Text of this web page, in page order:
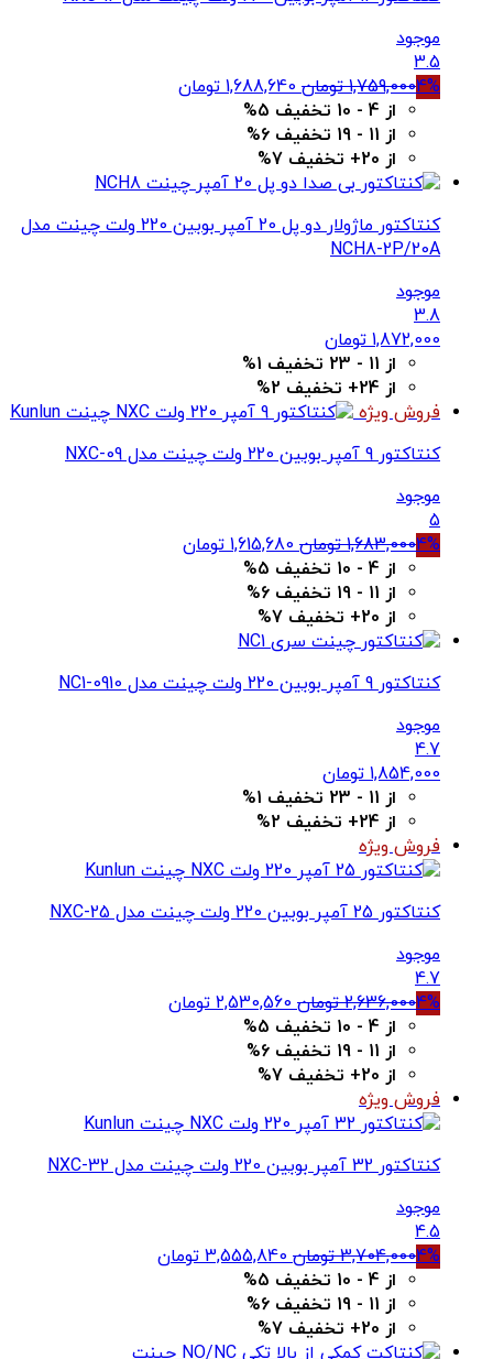
موجود
3.5
4%
1,759,000 تومان قیمت
اصلی
بود.
1,688,640 تومانقیمت
از 4 - 10 تخفیف 5%
از 11 - 19 تخفیف 6%
از 20+ تخفیف 7%
کنتاکتور ماژولار دو پل 20 آمپر بوبین 220 ولت چینت مدل
NCH8-2P/20A
موجود
3.8
1,872,000 تومان
از 11 - 23 تخفیف 1%
از 24+ تخفیف 2%
فروش ویژه
کنتاکتور 9 آمپر بوبین 220 ولت چینت مدل NXC-09
موجود
5
4%
1,683,000 تومان قیمت
اصلی
بود.
1,615,680 تومانقیمت
از 4 - 10 تخفیف 5%
از 11 - 19 تخفیف 6%
از 20+ تخفیف 7%
کنتاکتور 9 آمپر بوبین 220 ولت چینت مدل NC1-0910
موجود
4.7
1,854,000 تومان
از 11 - 23 تخفیف 1%
از 24+ تخفیف 2%
فروش ویژه
کنتاکتور 25 آمپر بوبین 220 ولت چینت مدل NXC-25
موجود
4.7
4%
2,636,000 تومان قیمت
اصلی
بود.
2,530,560 تومانقیمت
از 4 - 10 تخفیف 5%
از 11 - 19 تخفیف 6%
از 20+ تخفیف 7%
فروش ویژه
کنتاکتور 32 آمپر بوبین 220 ولت چینت مدل NXC-32
موجود
4.5
4%
3,704,000 تومان قیمت
اصلی
بود.
3,555,840 تومانقیمت
از 4 - 10 تخفیف 5%
از 11 - 19 تخفیف 6%
از 20+ تخفیف 7%